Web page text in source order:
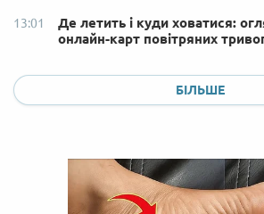
13:01
Де летить і куди ховатися:
онлайн-карт повітряних
БІЛЬШЕ